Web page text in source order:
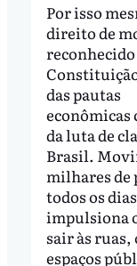
Por isso
direito de
das pautas
econômicas
da luta de
Brasil.
milhares de
todos os
impulsiona
sair às ruas,
espaços